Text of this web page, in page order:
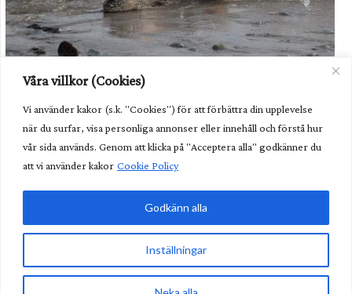
Våra villkor (Cookies)
Vi använder kakor (s.k. "Cookies") för att förbättra din upplevelse
när du surfar, visa personliga annonser eller innehåll och förstå hur
vår sida används. Genom att klicka på "Acceptera alla" godkänner du
att vi använder kakor Cookie Policy
Inställningar
Godkänn alla
odling av utsättning. Foto: Havs- och vattenmyndigheten.
Unik fisk behöver fortsatt hjälp
Kunglig glans över nya fiskvägen
Sveriges Fiskevattenägareförbund • Borgmästaregatan
9, 371 15 Karlskrona • info@vattenagarna.se • Org.Nr: